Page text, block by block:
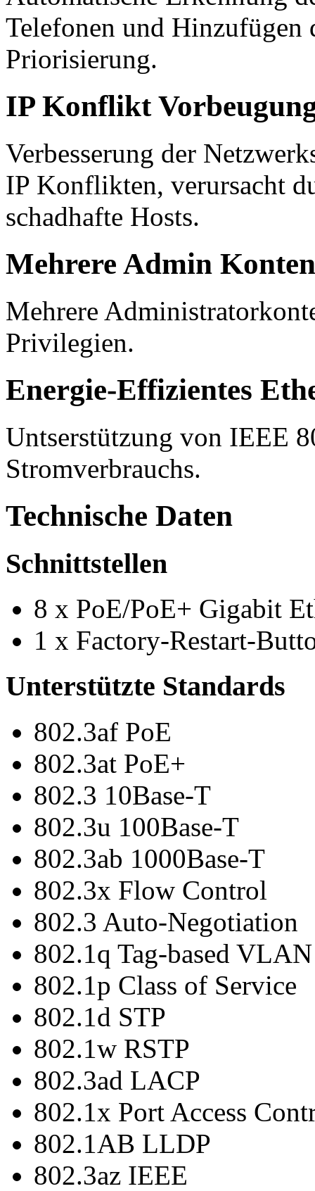
Telefonen und Hinzufügen
Priorisierung.
IP Konflikt
Verbesserung der
IP Konflikten, verursacht
schadhafte Hosts.
Mehrere Admin Konten
Mehrere
Privilegien.
Energie-Effizientes
Untserstützung von IEEE
Stromverbrauchs.
Technische Daten
Schnittstellen
8 x PoE/PoE+ Gigabit
1 x Factory-Restart-
Unterstützte Standards
802.3af PoE
802.3at PoE+
802.3 10Base-T
802.3u 100Base-T
802.3ab 1000Base-T
802.3x Flow Control
802.3 Auto-Negotiation
802.1q Tag-based VLAN
802.1p Class of Service
802.1d STP
802.1w RSTP
802.3ad LACP
802.1x Port Access
802.1AB LLDP
802.3az IEEE